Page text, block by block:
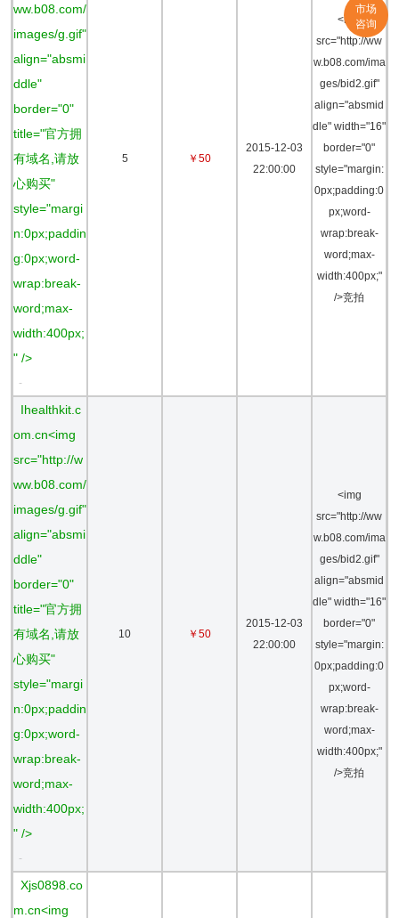
ww.b08.com/
images/g.gif"
align="absmi
ddle"
border="0"
title="官方拥
有域名,请放
心购买"
style="margi
n:0px;paddin
g:0px;word-
wrap:break-
word;max-
width:400px;
" />
-
5 ￥50
2015-12-03
22:00:00
<img
src="http://ww
w.b08.com/ima
ges/bid2.gif"
align="absmid
dle" width="16"
border="0"
style="margin:
0px;padding:0
px;word-
wrap:break-
word;max-
width:400px;"
/>竞拍
Ihealthkit.c
om.cn<img
src="http://w
ww.b08.com/
images/g.gif"
align="absmi
ddle"
border="0"
title="官方拥
有域名,请放
心购买"
style="margi
n:0px;paddin
g:0px;word-
wrap:break-
word;max-
width:400px;
" />
-
10 ￥50
2015-12-03
22:00:00
<img
src="http://ww
w.b08.com/ima
ges/bid2.gif"
align="absmid
dle" width="16"
border="0"
style="margin:
0px;padding:0
px;word-
wrap:break-
word;max-
width:400px;"
/>竞拍
Xjs0898.co
m.cn<img
市场
咨询